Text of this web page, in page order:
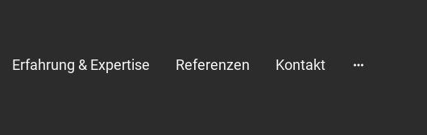
Erfahrung & Expertise Referenzen Kontakt